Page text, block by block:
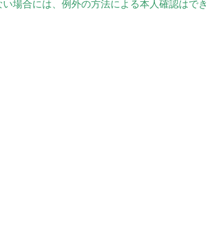
場合には、例外の方法による本人確認はでき